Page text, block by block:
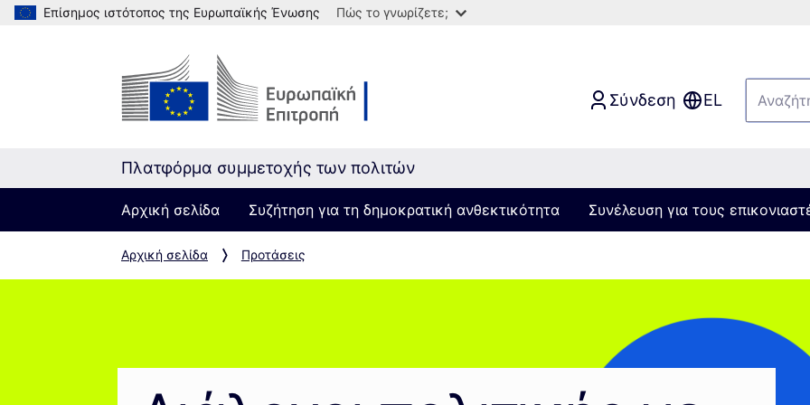
Επίσημος ιστότοπος της Ευρωπαϊκής Ένωσης Πώς το γνωρίζετε;
Σύνδεση EL
Πλατφόρμα συμμετοχής των πολιτών
Αρχική σελίδα Συζήτηση για τη δημοκρατική ανθεκτικότητα Συνέλευση για τους
Αρχική σελίδα Προτάσεις